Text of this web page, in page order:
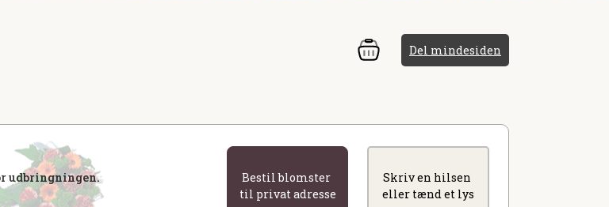
Del mindesiden
udbringningen.
Bestil blomster
til privat adresse
Skriv en hilsen
eller tænd et lys